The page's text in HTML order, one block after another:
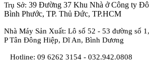
Trụ Sở: 39 Đường 37 Khu Nhà ở Công ty
Bình Phước, TP. Thủ Đức, TP.HCM
Nhà Máy Sản Xuất: Lô số 52 - 53 đường số
P Tân Đông Hiệp, Dĩ An, Bình Dương
Hotline: 09 6262 3154 - 032.942.0808